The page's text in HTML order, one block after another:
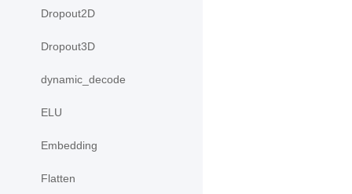
Dropout2D
Dropout3D
dynamic_decode
ELU
Embedding
Flatten